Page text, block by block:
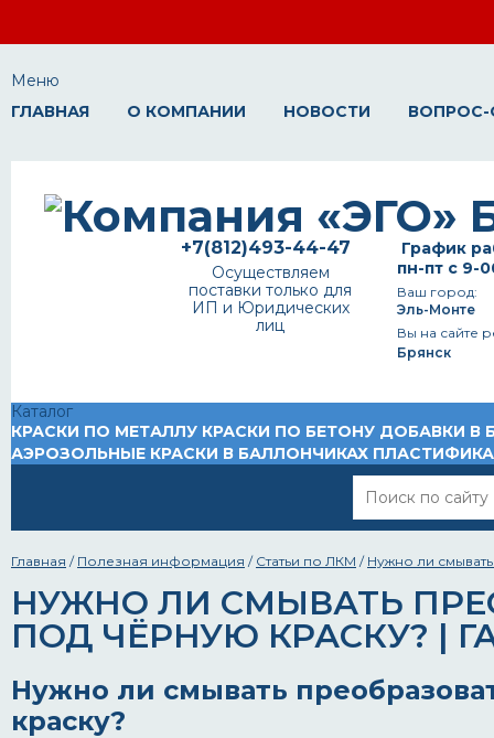
Меню
ГЛАВНАЯ
О КОМПАНИИ НОВОСТИ ВОПРОС-
График
пн-пт с 9-
Ваш город:
Эль-Монте
Вы на сайте
Брянск
+7(812)493-44-47
Осуществляем
поставки только для
ИП и Юридических
лиц
Каталог
КРАСКИ ПО МЕТАЛЛУ КРАСКИ ПО БЕТОНУ ДОБАВКИ В
АЭРОЗОЛЬНЫЕ КРАСКИ В БАЛЛОНЧИКАХ
Главная / Полезная информация / Статьи по ЛКМ / Нужно ли
НУЖНО ЛИ СМЫВАТЬ
ПОД ЧЁРНУЮ КРАСКУ? |
Нужно ли смывать
краску?